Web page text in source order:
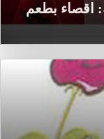
اقصاء بطعم